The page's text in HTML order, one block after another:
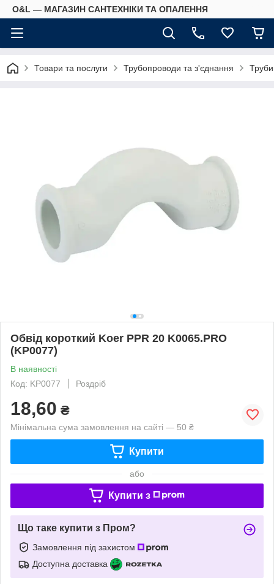
O&L — МАГАЗИН САНТЕХНІКИ ТА ОПАЛЕННЯ
Товари та послуги Трубопроводи та з'єднання Труби
Обвід короткий Koer PPR 20 K0065.PRO
(KP0077)
В наявності
Код: KP0077
Роздріб
18,60 ₴
Мінімальна сума замовлення на сайті — 50 ₴
Купити
або
Купити з
Що таке купити з Пром?
Замовлення під захистом
Доступна доставка